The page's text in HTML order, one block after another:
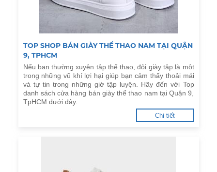
TOP SHOP BÁN GIÀY THỂ THAO NAM TẠI QUẬN
9, TPHCM
Nếu bạn thường xuyên tập thể thao, đôi giày tập là một
trong những vũ khí lợi hại giúp bạn cảm thấy thoải mái
và tự tin trong những giờ tập luyện. Hãy đến với Top
danh sách cửa hàng bán giày thể thao nam tại Quận 9,
TpHCM dưới đây.
Chi tiết